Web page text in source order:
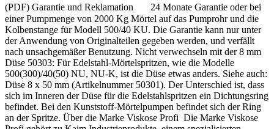
(PDF) Garantie und Reklamation 24 Monate Garantie oder bei
einer Pumpmenge von 2000 Kg Mörtel auf das Pumprohr und die
Kolbenstange für Modell 500/40 KU. Die Garantie kann nur unter
der Anwendung von Originalteilen gegeben werden, und verfällt
nach unsachgemäßer Benutzung. Nicht verwechseln mit der 8 mm
Düse 50303: Für Edelstahl-Mörtelspritzen, wie die Modelle
500(300)/40(50) NU, NU-K, ist die Düse etwas anders. Siehe auch:
Düse 8 x 50 mm (Artikelnummer 50301). Der Unterschied ist, dass
sich im Inneren der Düse für die Edelstahlspritzen ein Dichtungsring
befindet. Bei den Kunststoff-Mörtelpumpen befindet sich der Ring
an der Spritze. Über die Marke Viskose Profi Die Marke Viskose